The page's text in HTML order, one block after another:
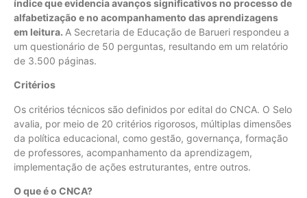
índice que evidencia avanços significativos no processo de
alfabetização e no acompanhamento das aprendizagens
em leitura. A Secretaria de Educação de Barueri respondeu a
um questionário de 50 perguntas, resultando em um relatório
de 3.500 páginas.
Critérios
Os critérios técnicos são definidos por edital do CNCA. O Selo
avalia, por meio de 20 critérios rigorosos, múltiplas dimensões
da política educacional, como gestão, governança, formação
de professores, acompanhamento da aprendizagem,
implementação de ações estruturantes, entre outros.
O que é o CNCA?